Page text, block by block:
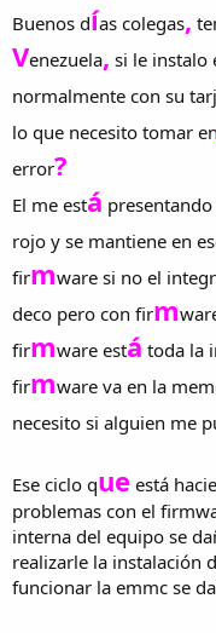
Buenos días colegas,
Venezuela, si le instalo
normalmente con su
lo que necesito tomar en
error?
El me está
rojo y se mantiene en
firmware si no el
deco pero con firm
firmware está toda la
firmware va en la
necesito si alguien me
Ese ciclo que está
problemas con el
interna del equipo se
realizarle la instalación
funcionar la emmc se